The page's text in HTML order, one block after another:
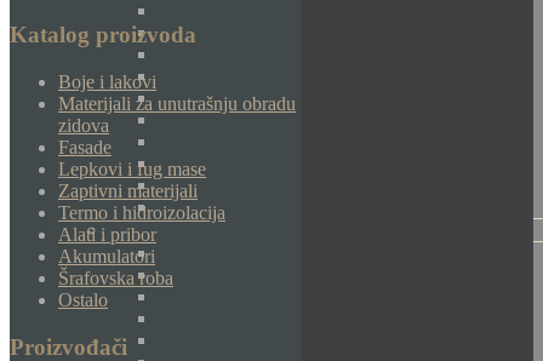
Katalog proizvoda
Boje i lakovi
Materijali za unutrašnju obradu
zidova
Fasade
Lepkovi i fug mase
Zaptivni materijali
Termo i hidroizolacija
Alati i pribor
Akumulatori
Šrafovska roba
Ostalo
Proizvođači